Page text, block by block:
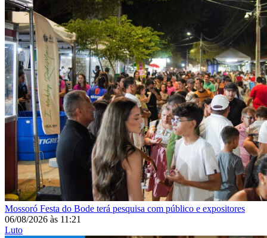
Mossoró Festa do Bode terá pesquisa com público e expositores
06/08/2026 às 11:21
Luto